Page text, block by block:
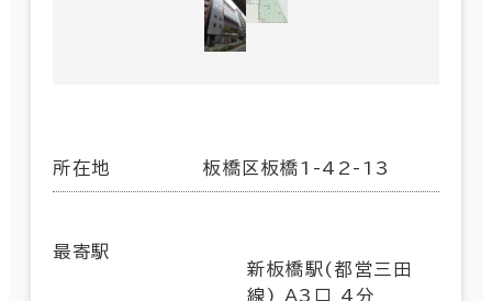
所在地 板橋区板橋1-42-13
最寄駅
新板橋駅(都営三田
線) A3口 4分